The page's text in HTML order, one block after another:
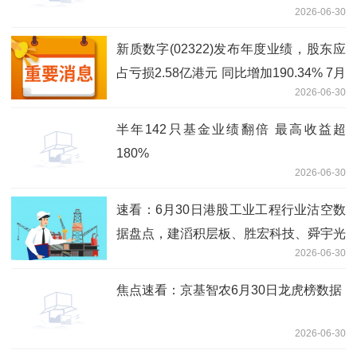
2026-06-30
新质数字(02322)发布年度业绩，股东应
占亏损2.58亿港元 同比增加190.34% 7月
2026-06-30
半年142只基金业绩翻倍 最高收益超
180%
2026-06-30
速看：6月30日港股工业工程行业沽空数
据盘点，建滔积层板、胜宏科技、舜宇光
2026-06-30
焦点速看：京基智农6月30日龙虎榜数据
2026-06-30